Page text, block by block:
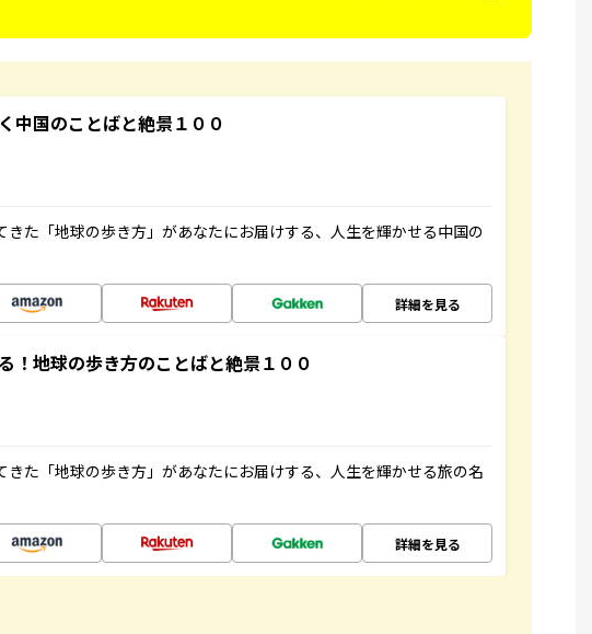
中国のことばと絶景１００
きた「地球の歩き方」があなたにお届けする、人生を輝かせる中国の
詳細を見る
！地球の歩き方のことばと絶景１００
きた「地球の歩き方」があなたにお届けする、人生を輝かせる旅の名
詳細を見る